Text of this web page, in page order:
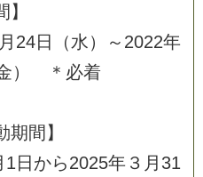
】
月 24日 （水） ～ 2022年
） ＊ 必着
期 間 】
1 日 から2025年 ３ 月 31